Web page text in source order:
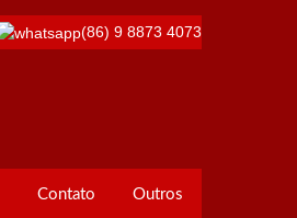
(86) 9 8873 4073
Contato Outros